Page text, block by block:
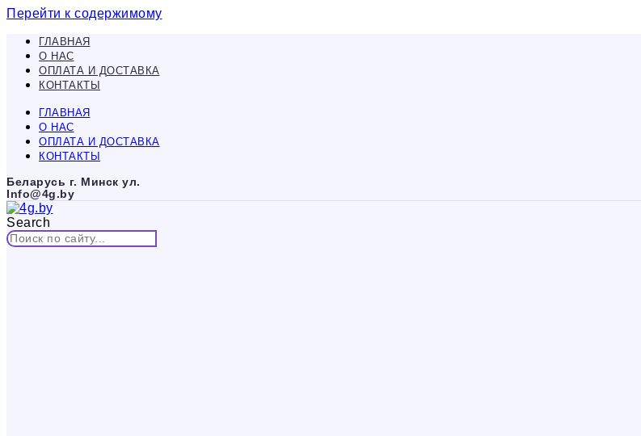
Перейти к содержимому
ГЛАВНАЯ
О НАС
ОПЛАТА И ДОСТАВКА
КОНТАКТЫ
ГЛАВНАЯ
О НАС
ОПЛАТА И ДОСТАВКА
КОНТАКТЫ
Беларусь г. Минск ул.
Info@4g.by
Search